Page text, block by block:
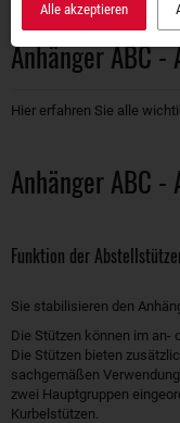
Anhänger ABC
Hier erfahren Sie alle
Anhänger ABC
Funktion der
Sie stabilisieren den
Die Stützen können im an-
Die Stützen bieten
sachgemäßen
zwei Hauptgruppen
Kurbelstützen.
Alle akzeptieren